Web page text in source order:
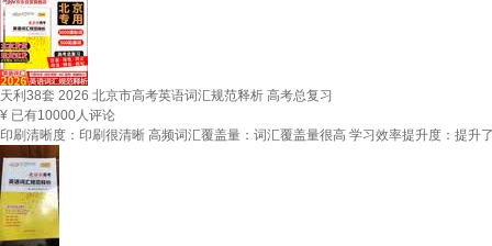
天利38套 2026 北京市高考英语词汇规范释析 高考总复习
¥ 已有10000人评论
印刷清晰度：印刷很清晰 高频词汇覆盖量：词汇覆盖量很高 学习效率提升度：提升